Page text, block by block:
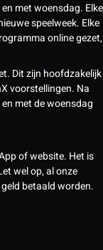
met woensdag. Elke
speelweek. Elke
online gezet,
Dit zijn hoofdzakelijk
voorstellingen. Na
met de woensdag
of website. Het is
wel op, al onze
betaald worden.